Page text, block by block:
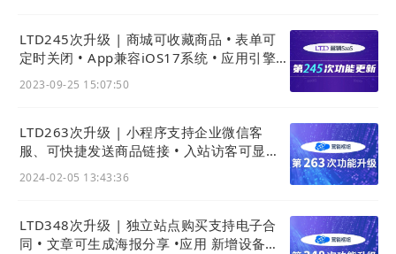
LTD245次升级 | 商城可收藏商品 • 表单可
定时关闭 • App兼容iOS17系统 • 应用引擎可
2023-09-25 15:07:50
LTD263次升级 | 小程序支持企业微信客
服、可快捷发送商品链接 • 入站访客可显示
2024-02-05 13:43:36
LTD348次升级 | 独立站点购买支持电子合
同 • 文章可生成海报分享 •应用 新增设备租